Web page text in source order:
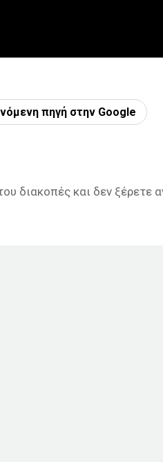
πηγή στην Google
διακοπές και δεν ξέρετε